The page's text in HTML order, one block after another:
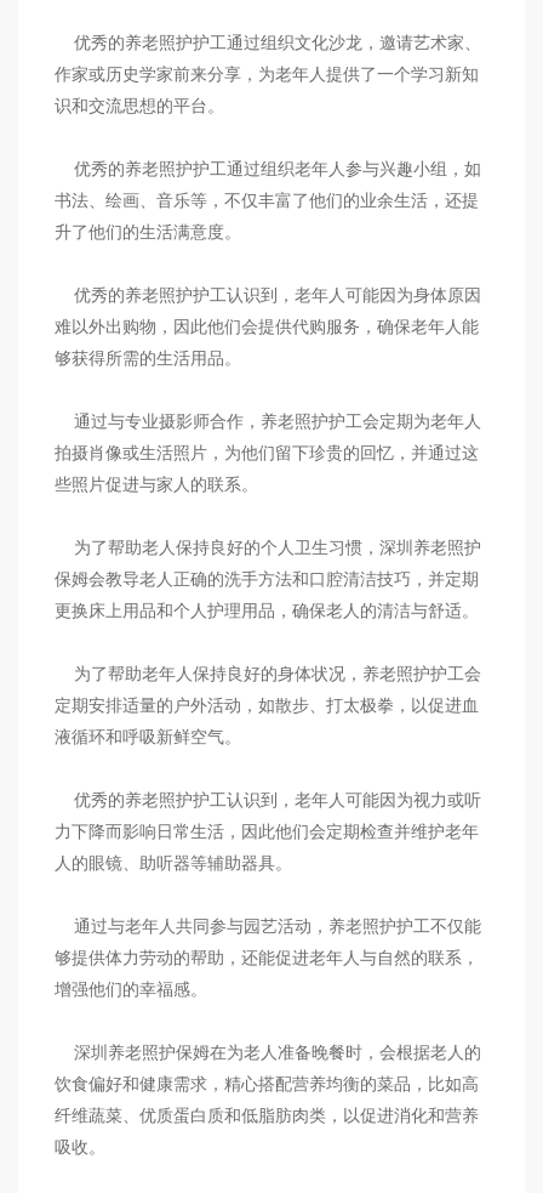
优秀的养老照护护工通过组织文化沙龙，邀请艺术家、
作家或历史学家前来分享，为老年人提供了一个学习新知
识和交流思想的平台。
优秀的养老照护护工通过组织老年人参与兴趣小组，如
书法、绘画、音乐等，不仅丰富了他们的业余生活，还提
升了他们的生活满意度。
优秀的养老照护护工认识到，老年人可能因为身体原因
难以外出购物，因此他们会提供代购服务，确保老年人能
够获得所需的生活用品。
通过与专业摄影师合作，养老照护护工会定期为老年人
拍摄肖像或生活照片，为他们留下珍贵的回忆，并通过这
些照片促进与家人的联系。
为了帮助老人保持良好的个人卫生习惯，深圳养老照护
保姆会教导老人正确的洗手方法和口腔清洁技巧，并定期
更换床上用品和个人护理用品，确保老人的清洁与舒适。
为了帮助老年人保持良好的身体状况，养老照护护工会
定期安排适量的户外活动，如散步、打太极拳，以促进血
液循环和呼吸新鲜空气。
优秀的养老照护护工认识到，老年人可能因为视力或听
力下降而影响日常生活，因此他们会定期检查并维护老年
人的眼镜、助听器等辅助器具。
通过与老年人共同参与园艺活动，养老照护护工不仅能
够提供体力劳动的帮助，还能促进老年人与自然的联系，
增强他们的幸福感。
深圳养老照护保姆在为老人准备晚餐时，会根据老人的
饮食偏好和健康需求，精心搭配营养均衡的菜品，比如高
纤维蔬菜、优质蛋白质和低脂肪肉类，以促进消化和营养
吸收。